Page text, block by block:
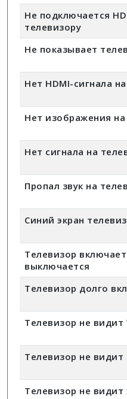
Не подключается
телевизору
Не показывает
Нет HDMI-сигнала
Нет изображения на
Нет сигнала на
Пропал звук на
Синий экран
Телевизор
выключается
Телевизор долго
Телевизор не видит
Телевизор не видит
Телевизор не видит